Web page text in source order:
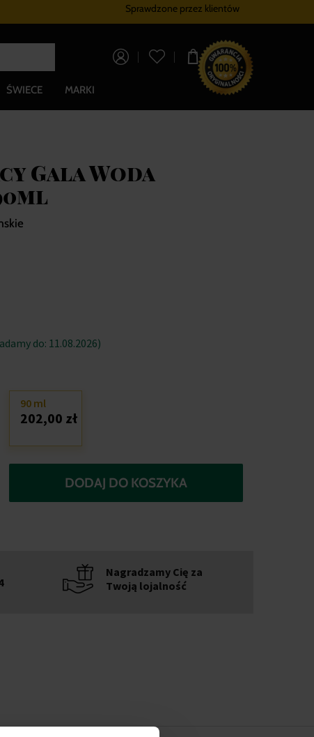
Program lojalnościowy Bezpłatna
Sprawdzone przez klientów
0,00 zł
ŚWIECE MARKI
Gala Woda
do: 11.08.2026)
90 ml
202,00 zł
DODAJ DO KOSZYKA
Nagradzamy Cię za
Twoją lojalność